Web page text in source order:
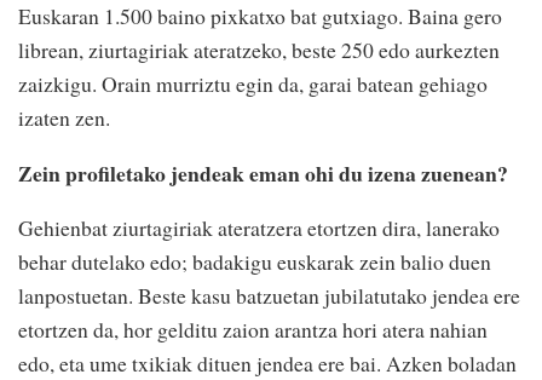
Euskaran 1.500 baino pixkatxo bat gutxiago. Baina gero
librean, ziurtagiriak ateratzeko, beste 250 edo aurkezten
zaizkigu. Orain murriztu egin da, garai batean gehiago
izaten zen.
Zein profiletako jendeak eman ohi du izena zuenean?
Gehienbat ziurtagiriak ateratzera etortzen dira, lanerako
behar dutelako edo; badakigu euskarak zein balio duen
lanpostuetan. Beste kasu batzuetan jubilatutako jendea ere
etortzen da, hor gelditu zaion arantza hori atera nahian
edo, eta ume txikiak dituen jendea ere bai. Azken boladan